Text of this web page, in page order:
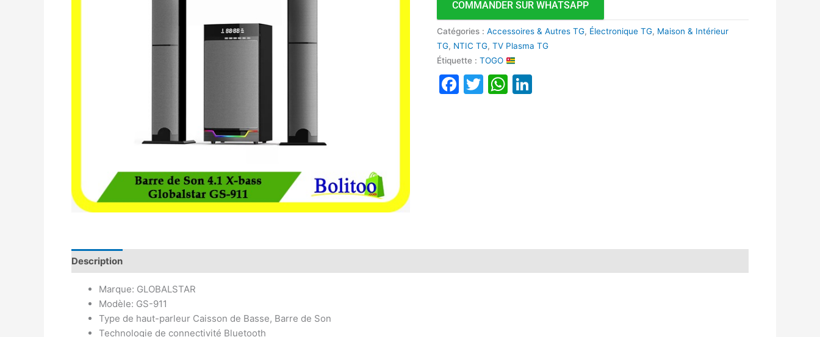
GS-
911
COMMANDER SUR WHATSAPP
Catégories :Accessoires & Autres TG, Électronique TG, Maison & Intérieur
TG, NTIC TG,TV Plasma TG
Étiquette :TOGO
Facebook
TwitterWhatsApp
Description
Marque: GLOBALSTAR
Modèle: GS-911
Type de haut-parleur Caisson de Basse, Barre de Son
Technologie de connectivité Bluetooth